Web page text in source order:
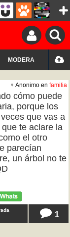
MODERA
♀ Anonimo en familia
cómo puede
porque los
que vas a
te aclare la
el otro
parecían
un árbol no te
1